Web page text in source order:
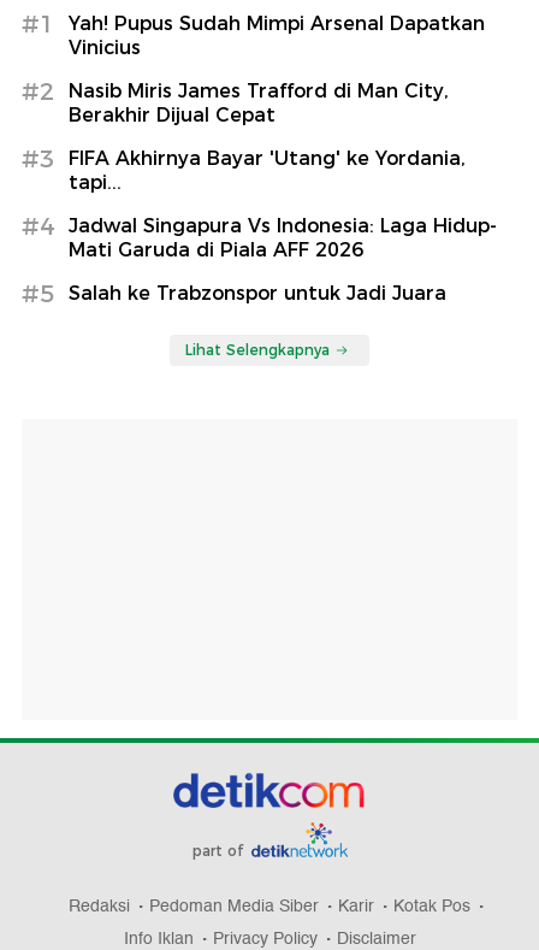
#1
Yah! Pupus Sudah Mimpi Arsenal Dapatkan
Vinicius
#2
Nasib Miris James Trafford di Man City,
Berakhir Dijual Cepat
#3
FIFA Akhirnya Bayar 'Utang' ke Yordania,
tapi...
#4
Jadwal Singapura Vs Indonesia: Laga Hidup-
Mati Garuda di Piala AFF 2026
#5 Salah ke Trabzonspor untuk Jadi Juara
Lihat Selengkapnya
part of
Redaksi Pedoman Media Siber Karir
Kotak Pos
Info Iklan
Privacy Policy Disclaimer